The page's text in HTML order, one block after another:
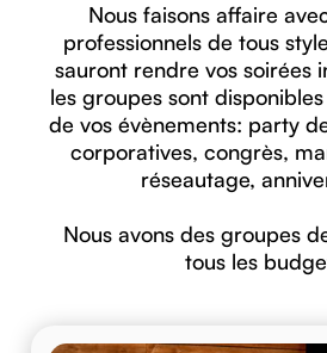
Nous faisons affaire
professionnels de tous
sauront rendre vos soirées
les groupes sont
de vos évènements: party
corporatives, congrès,
réseautage,
Nous avons des groupes
tous les